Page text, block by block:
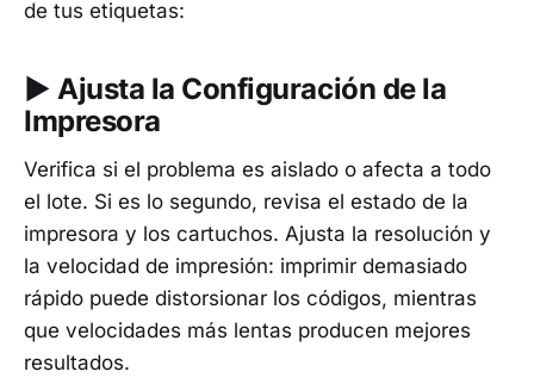
de tus etiquetas:
▶︎ Ajusta la Configuración de la
Impresora
Verifica si el problema es aislado o afecta a todo
el lote. Si es lo segundo, revisa el estado de la
impresora y los cartuchos. Ajusta la resolución y
la velocidad de impresión: imprimir demasiado
rápido puede distorsionar los códigos, mientras
que velocidades más lentas producen mejores
resultados.